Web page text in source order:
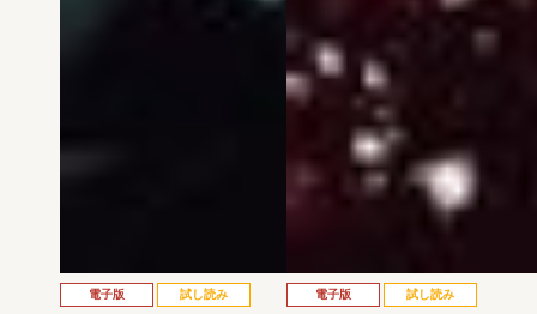
電子版 試し読み 電子版 試し読み